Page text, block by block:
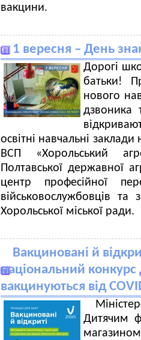
вакцини.
1 вересня – День
Дорогі
батьки!
нового
дзвоника
освітні навчальні заклади
ВСП «Хорольський
Полтавської державної
центр професійної
військовослужбовців та
Хорольської міської ради.
Вакциновані й
національний
вакцинуються від
Дитячим